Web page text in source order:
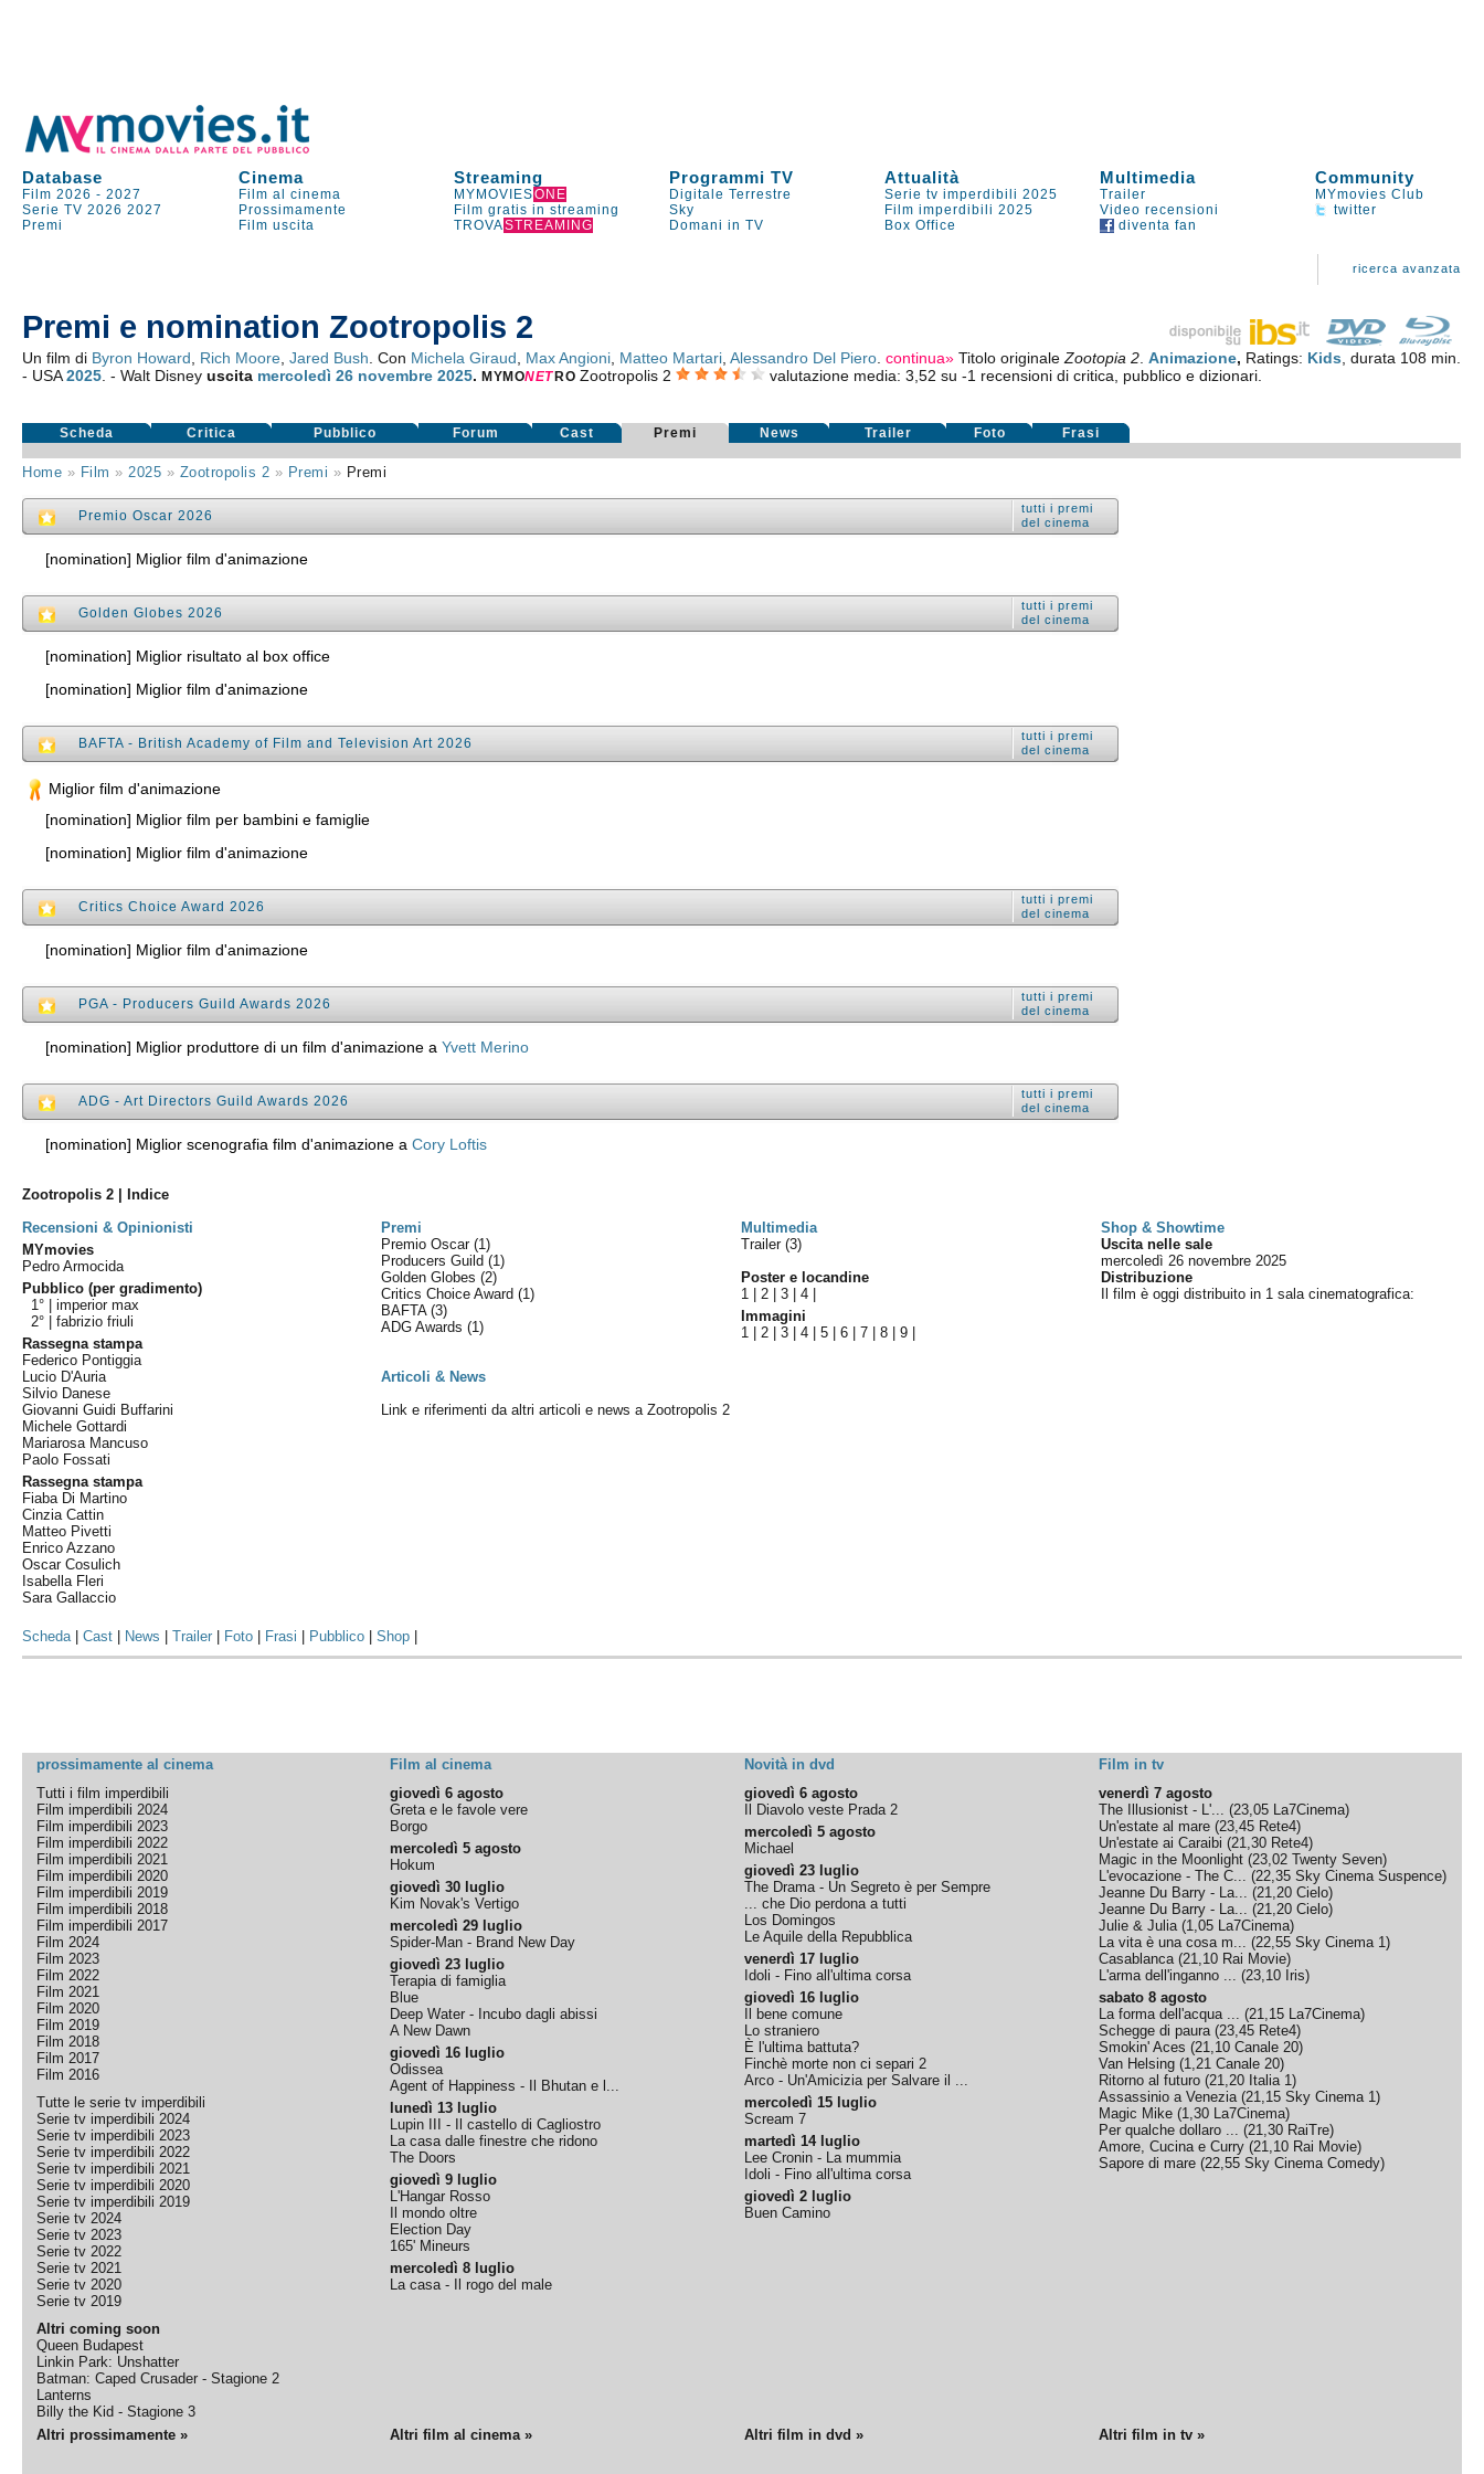
Database Cinema Streaming Programmi TV Attualità Multimedia Community
Film 2026 -2027 Film al cinema MYMOVIESONE Digitale Terrestre Serie tv imperdibili 2025 Trailer
MYmovies Club
Serie TV 2026 2027 Prossimamente Film gratis in streaming Sky Film imperdibili 2025 Video recensioni
twitter
Premi
Film uscita TROVASTREAMING Domani in TV Box Office diventa fan
ricerca avanzata
Premi e nomination Zootropolis 2
Un film di Byron Howard Rich Moore ,Jared Bush . Con Michela Giraud Max Angioni Matteo Martari ,Alessandro Del Piero .continua» Titolo originaleZootopia 2 .Animazione, Ratings: Kids , durata 108 min.
- USA2025 . - Walt Disneyuscita mercoledì 26 novembre 2025.MYMONET RO Zootropolis 2 valutazione media: 3,52 su -1 recensioni di critica, pubblico e dizionari.
Scheda Critica Pubblico Forum Cast Premi News Trailer Foto Frasi
Home » Film » 2025 » Zootropolis 2 » Premi » Premi
Premio Oscar 2026
tutti i premi
del cinema
[nomination] Miglior film d'animazione
Golden Globes 2026
tutti i premi
del cinema
[nomination] Miglior risultato al box office
[nomination] Miglior film d'animazione
BAFTA - British Academy of Film and Television Art 2026
tutti i premi
del cinema
Miglior film d'animazione
[nomination] Miglior film per bambini e famiglie
[nomination] Miglior film d'animazione
Critics Choice Award 2026
tutti i premi
del cinema
[nomination] Miglior film d'animazione
PGA - Producers Guild Awards 2026
tutti i premi
del cinema
[nomination] Miglior produttore di un film d'animazione aYvett Merino
ADG - Art Directors Guild Awards 2026
tutti i premi
del cinema
[nomination] Miglior scenografia film d'animazione aCory Loftis
Zootropolis 2 | Indice
Recensioni & Opinionisti
Premi Multimedia
Shop & Showtime
MYmovies
Pedro Armocida
Pubblico (per gradimento)
1° |imperior max
2° |fabrizio friuli
Rassegna stampa
Federico Pontiggia
Lucio D'Auria
Silvio Danese
Giovanni Guidi Buffarini
Michele Gottardi
Mariarosa Mancuso
Paolo Fossati
Rassegna stampa
Fiaba Di Martino
Cinzia Cattin
Matteo Pivetti
Enrico Azzano
Oscar Cosulich
Isabella Fleri
Sara Gallaccio
Premio Oscar(1)
Producers Guild(1)
Golden Globes(2)
Critics Choice Award(1)
BAFTA(3)
ADG Awards(1)
Articoli & News
Link e riferimenti da altri articoli e news a Zootropolis 2
Trailer (3)
Poster e locandine
1 |2 |3 |4
Immagini
1 |2 |3 |4 |5 |6 |7 |8 |9
Uscita nelle sale
mercoledì 26 novembre 2025
Distribuzione
Il film è oggi distribuito in 1 sala cinematografica:
Scheda|Cast News |Trailer Foto Frasi Pubblico |Shop
prossimamente al cinema Film al cinema Novità in dvd
Film in tv
Tutti i film imperdibili
Film imperdibili 2024
Film imperdibili 2023
Film imperdibili 2022
Film imperdibili 2021
Film imperdibili 2020
Film imperdibili 2019
Film imperdibili 2018
Film imperdibili 2017
Film 2024
Film 2023
Film 2022
Film 2021
Film 2020
Film 2019
Film 2018
Film 2017
Film 2016
Tutte le serie tv imperdibili
Serie tv imperdibili 2024
Serie tv imperdibili 2023
Serie tv imperdibili 2022
Serie tv imperdibili 2021
Serie tv imperdibili 2020
Serie tv imperdibili 2019
Serie tv 2024
Serie tv 2023
Serie tv 2022
Serie tv 2021
Serie tv 2020
Serie tv 2019
Altri coming soon
Queen Budapest
Linkin Park: Unshatter
Batman: Caped Crusader - Stagione 2
Lanterns
Billy the Kid - Stagione 3
giovedì 6 agosto
Greta e le favole vere
Borgo
mercoledì 5 agosto
Hokum
giovedì 30 luglio
Kim Novak's Vertigo
mercoledì 29 luglio
Spider-Man - Brand New Day
giovedì 23 luglio
Terapia di famiglia
Blue
Deep Water - Incubo dagli abissi
A New Dawn
giovedì 16 luglio
Odissea
Agent of Happiness - Il Bhutan e l...
lunedì 13 luglio
Lupin III - Il castello di Cagliostro
La casa dalle finestre che ridono
The Doors
giovedì 9 luglio
L'Hangar Rosso
Il mondo oltre
Election Day
165' Mineurs
mercoledì 8 luglio
La casa - Il rogo del male
giovedì 6 agosto
Il Diavolo veste Prada 2
mercoledì 5 agosto
Michael
giovedì 23 luglio
The Drama - Un Segreto è per Sempre
... che Dio perdona a tutti
Los Domingos
Le Aquile della Repubblica
venerdì 17 luglio
Idoli - Fino all'ultima corsa
giovedì 16 luglio
Il bene comune
Lo straniero
È l'ultima battuta?
Finchè morte non ci separi 2
Arco - Un'Amicizia per Salvare il ...
mercoledì 15 luglio
Scream 7
martedì 14 luglio
Lee Cronin - La mummia
Idoli - Fino all'ultima corsa
giovedì 2 luglio
Buen Camino
venerdì 7 agosto
The Illusionist - L'... (23,05 La7Cinema)
Un'estate al mare (23,45 Rete4)
Un'estate ai Caraibi (21,30 Rete4)
Magic in the Moonlight (23,02 Twenty Seven)
L'evocazione - The C... (22,35 Sky Cinema Suspence)
Jeanne Du Barry - La... (21,20 Cielo)
Jeanne Du Barry - La... (21,20 Cielo)
Julie & Julia(1,05 La7Cinema)
La vita è una cosa m... (22,55 Sky Cinema 1)
Casablanca(21,10 Rai Movie)
L'arma dell'inganno ... (23,10 Iris)
sabato 8 agosto
La forma dell'acqua ... (21,15 La7Cinema)
Schegge di paura(23,45 Rete4)
Smokin' Aces (21,10 Canale 20)
Van Helsing (1,21 Canale 20)
Ritorno al futuro (21,20 Italia 1)
Assassinio a Venezia(21,15 Sky Cinema 1)
Magic Mike (1,30 La7Cinema)
Per qualche dollaro ... (21,30 RaiTre)
Amore, Cucina e Curry (21,10 Rai Movie)
Sapore di mare (22,55 Sky Cinema Comedy)
Altri prossimamente » Altri film al cinema » Altri film in dvd » Altri film in tv »